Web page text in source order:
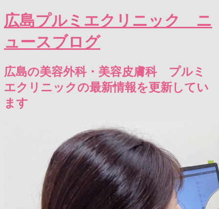
広島プルミエクリニック ニ
ュースブログ
広島の美容外科・美容皮膚科 プルミ
エクリニックの最新情報を更新してい
ます